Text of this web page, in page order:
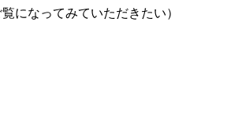
になってみていただきたい）